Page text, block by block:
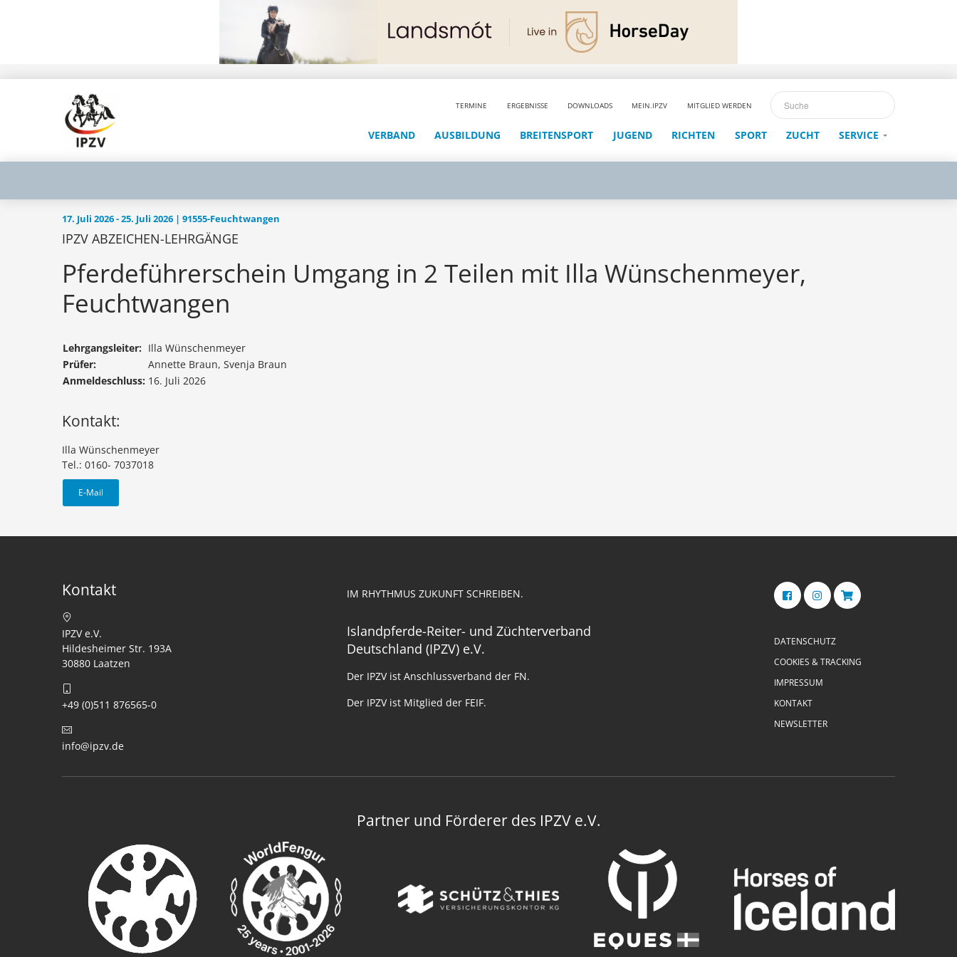
TERMINE ERGEBNISSE DOWNLOADS MEIN.IPZV MITGLIED WERDEN
VERBAND AUSBILDUNG BREITENSPORT JUGEND RICHTEN SPORT ZUCHT SERVICE
17. Juli 2026 - 25. Juli 2026 | 91555-Feuchtwangen
IPZV ABZEICHEN-LEHRGÄNGE
Pferdeführerschein Umgang in 2 Teilen mit Illa Wünschenmeyer,
Feuchtwangen
Lehrgangsleiter: Illa Wünschenmeyer
Prüfer:
Annette Braun, Svenja Braun
Anmeldeschluss: 16. Juli 2026
Kontakt:
Illa Wünschenmeyer
Tel.: 0160- 7037018
E-Mail
Kontakt
IPZV e.V.
Hildesheimer Str. 193A
30880 Laatzen
+49 (0)511 876565-0
info@ipzv.de
IM RHYTHMUS ZUKUNFT SCHREIBEN.
Islandpferde-Reiter- und Züchterverband
Deutschland (IPZV) e.V.
Der IPZV ist Anschlussverband der FN.
Der IPZV ist Mitglied der FEIF.
DATENSCHUTZ
COOKIES & TRACKING
IMPRESSUM
KONTAKT
NEWSLETTER
Partner und Förderer des IPZV e.V.